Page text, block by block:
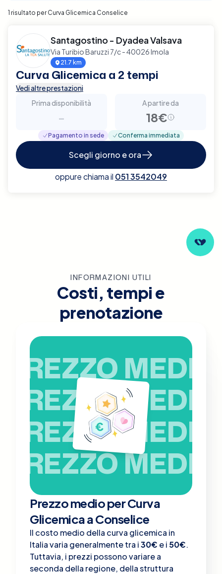
1 risultato per Curva Glicemica Conselice
Santagostino - Dyadea Valsava
Via Turibio Baruzzi 7/c - 40026 Imola
21.7 km
Curva Glicemica a 2 tempi
Vedi altre prestazioni
Prima disponibilità
-
A partire da
18€
Pagamento in sede Conferma immediata
Scegli giorno e ora
oppure chiama il 051 3542049
INFORMAZIONI UTILI
Costi, tempi e
prenotazione
PREZZO MEDIO
PREZZO MEDIO
PREZZO MEDIO
PREZZO MEDIO
Prezzo medio per Curva
Glicemica a Conselice
Il costo medio della curva glicemica in
Italia varia generalmente tra i30€ e i 50€.
Tuttavia, i prezzi possono variare a
seconda della regione, della struttura